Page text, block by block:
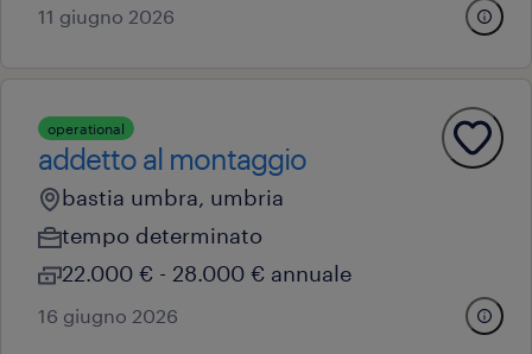
11 giugno 2026
operational
addetto al montaggio
bastia umbra, umbria
tempo determinato
22.000 € - 28.000 € annuale
16 giugno 2026